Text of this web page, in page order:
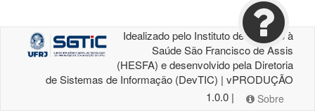
Idealizado pelo Instituto de Atenção à
Saúde São Francisco de Assis
(HESFA) e desenvolvido pela Diretoria
de Sistemas de Informação (DevTIC) | vPRODUÇÃO
1.0.0 |
Sobre